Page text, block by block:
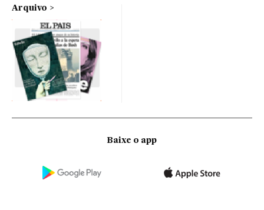
Arquivo
Baixe o app